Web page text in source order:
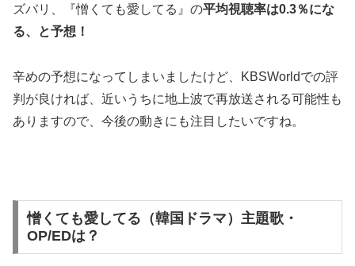
ズバリ、『憎くても愛してる』の平均視聴率は0.3％にな
る、と予想！
辛めの予想になってしまいましたけど、KBSWorldでの評
判が良ければ、近いうちに地上波で再放送される可能性も
ありますので、今後の動きにも注目したいですね。
憎くても愛してる（韓国ドラマ）主題歌・
OP/EDは？